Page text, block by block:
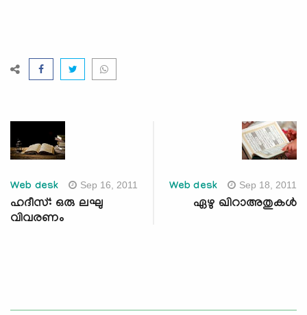
Web desk Sep 16, 2011
ഹദീസ്: ഒരു ലഘു
വിവരണം
Web desk Sep 18, 2011
ഏഴു ഖിറാഅതുകള്‍